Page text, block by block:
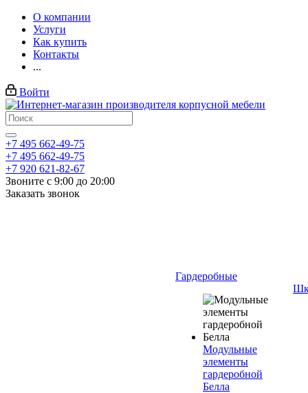
О компании
Услуги
Как купить
Контакты
...
Войти
+7 495 662-49-75
+7 495 662-49-75
+7 920 621-82-67
Звоните с 9:00 до 20:00
Заказать звонок
Гардеробные
Модульные
элементы
гардеробной
Белла